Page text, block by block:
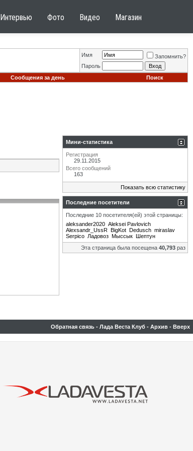
Интервью Фото Видео Магазин
Имя
Запомнить?
Пароль
Сообщения за день Поиск
Мини-статистика
Регистрация
29.11.2015
Всего сообщений
163
Показать всю статистику
Последние посетители
Последние 10 посетителя(ей) этой страницы:
aleksander2020 Aleksei Pavlovich
Alexsandr_UssR BigKot Dedusch miraslav
Serpico Ладовоз Мыссык Шептун
Эта страница была посещена 40,793 раз
Обратная связь - Лада Веста Клуб - Архив - Вверх